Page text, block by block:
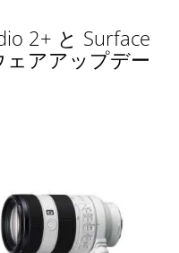
2+ と Surface
ェアアップデー